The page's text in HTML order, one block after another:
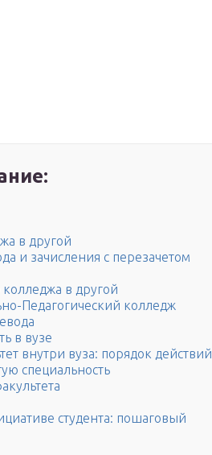
в другой
и зачисления с перезачетом
в другой
Педагогический колледж
в вузе
внутри вуза: порядок действий
специальность
студента: пошаговый